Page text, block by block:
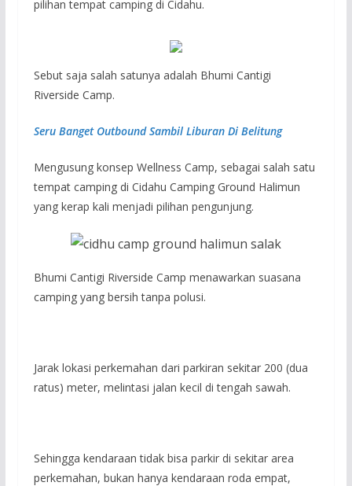
pilihan tempat camping di Cidahu.
Sebut saja salah satunya adalah Bhumi Cantigi
Riverside Camp.
Seru Banget Outbound Sambil Liburan Di Belitung
Mengusung konsep Wellness Camp, sebagai salah satu
tempat camping di Cidahu Camping Ground Halimun
yang kerap kali menjadi pilihan pengunjung.
Bhumi Cantigi Riverside Camp menawarkan suasana
camping yang bersih tanpa polusi.
Jarak lokasi perkemahan dari parkiran sekitar 200 (dua
ratus) meter, melintasi jalan kecil di tengah sawah.
Sehingga kendaraan tidak bisa parkir di sekitar area
perkemahan, bukan hanya kendaraan roda empat,